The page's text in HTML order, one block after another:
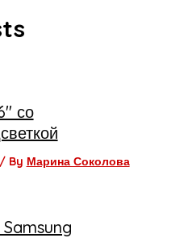
со
/ By Марина Соколова